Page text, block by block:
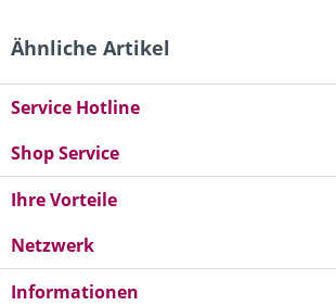
Ähnliche Artikel
Service Hotline
Shop Service
Ihre Vorteile
Netzwerk
Informationen